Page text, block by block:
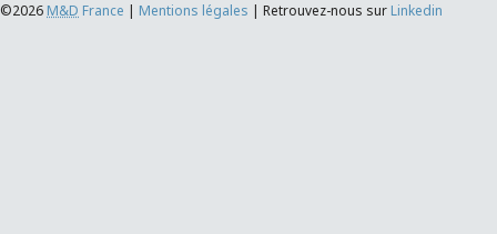
©2026 M&D France | Mentions légales | Retrouvez-nous sur Linkedin